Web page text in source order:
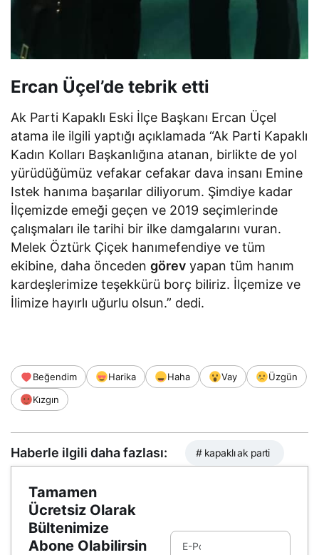
Ercan Üçel’de tebrik etti
Ak Parti Kapaklı Eski İlçe Başkanı Ercan Üçel
atama ile ilgili yaptığı açıklamada “Ak Parti Kapaklı
Kadın Kolları Başkanlığına atanan, birlikte de yol
yürüdüğümüz vefakar cefakar dava insanı Emine
Istek hanıma başarılar diliyorum. Şimdiye kadar
İlçemizde emeği geçen ve 2019 seçimlerinde
çalışmaları ile tarihi bir ilke damgalarını vuran.
Melek Öztürk Çiçek hanımefendiye ve tüm
ekibine, daha öncedengörev yapan tüm hanım
kardeşlerimize teşekkürü borç biliriz. İlçemize ve
İlimize hayırlı uğurlu olsun.” dedi.
Beğendim Harika Haha Vay
Üzgün
Kızgın
Haberle ilgili daha fazlası: # kapaklı ak parti
Tamamen
Ücretsiz Olarak
Bültenimize
Abone Olabilirsin